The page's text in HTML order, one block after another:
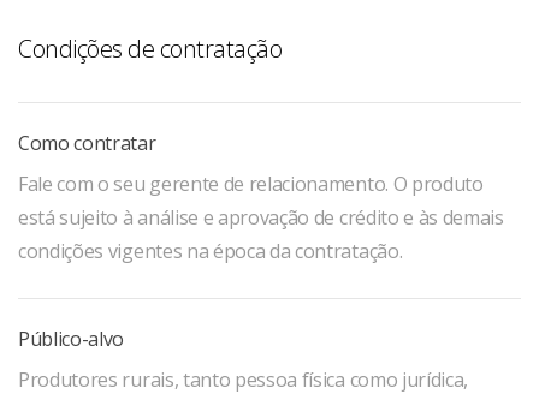
Condições de contratação
Como contratar
Fale com o seu gerente de relacionamento. O produto
está sujeito à análise e aprovação de crédito e às demais
condições vigentes na época da contratação.
Público-alvo
Produtores rurais, tanto pessoa física como jurídica,